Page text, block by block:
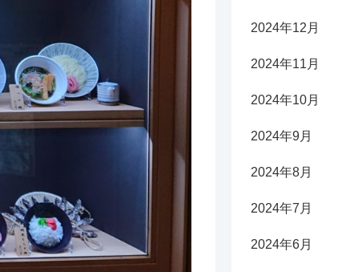
2024年12月
2024年11月
2024年10月
2024年9月
2024年8月
2024年7月
2024年6月